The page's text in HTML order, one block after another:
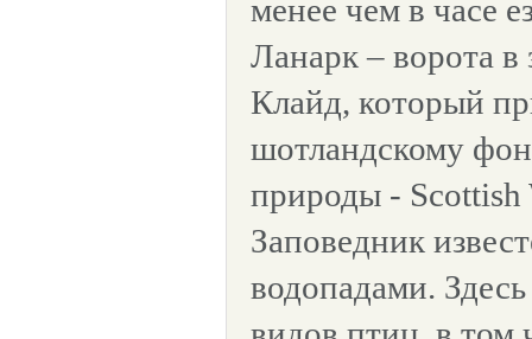
менее чем в часе
Ланарк – ворота
Клайд, который
шотландскому
природы -
Заповедник
водопадами.